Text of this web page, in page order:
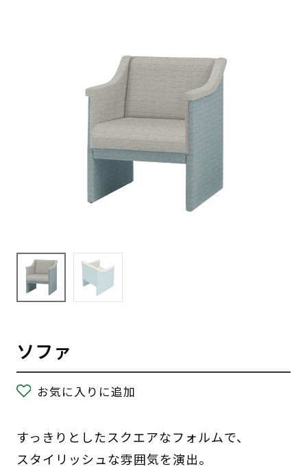
ソファ
お気に入りに追加
すっきりとしたスクエアなフォルムで、
スタイリッシュな雰囲気を演出。